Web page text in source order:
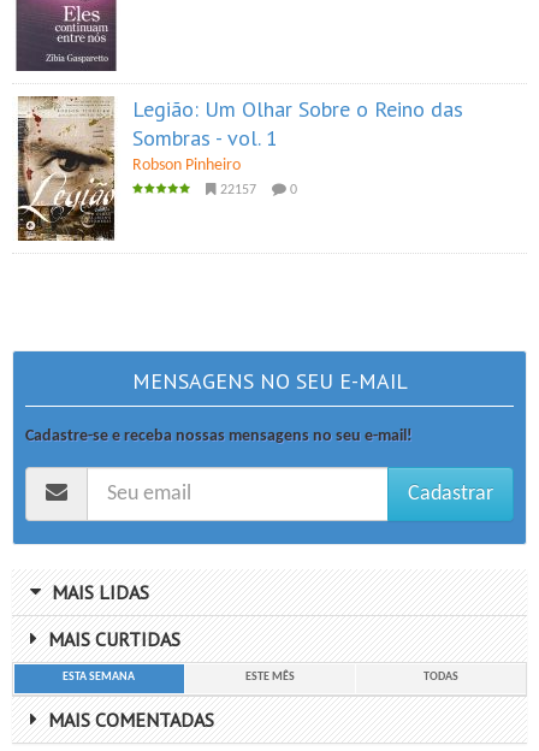
Legião: Um Olhar Sobre o Reino das
Sombras - vol. 1
Robson Pinheiro
22157 0
MENSAGENS NO SEU E-MAIL
Cadastre-se e receba nossas mensagens no seu e-mail!
Cadastrar
MAIS LIDAS
MAIS CURTIDAS
ESTA SEMANA ESTE MÊS TODAS
MAIS COMENTADAS